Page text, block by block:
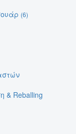
(6)
& Reballing